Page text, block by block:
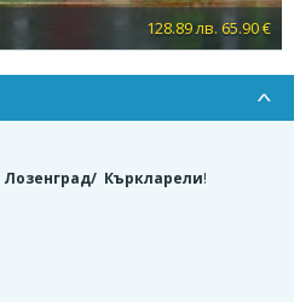
187.56 лв. 95.90 €
Лозенград/ Къркларели!